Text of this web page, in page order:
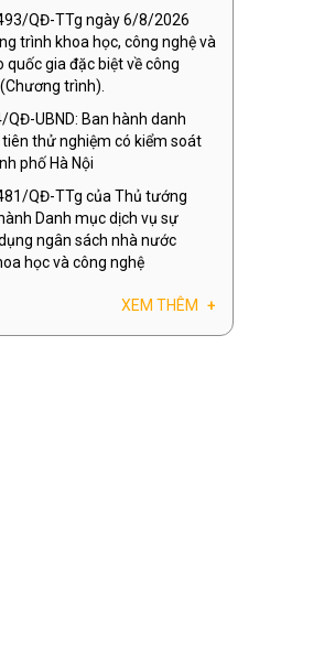
QĐ-TTg ngày 6/8/2026
trình khoa học, công nghệ và
quốc gia đặc biệt về công
trình).
QĐ-UBND: Ban hành danh
thử nghiệm có kiểm soát
phố Hà Nội
QĐ-TTg của Thủ tướng
Danh mục dịch vụ sự
ngân sách nhà nước
học và công nghệ
XEM THÊM +